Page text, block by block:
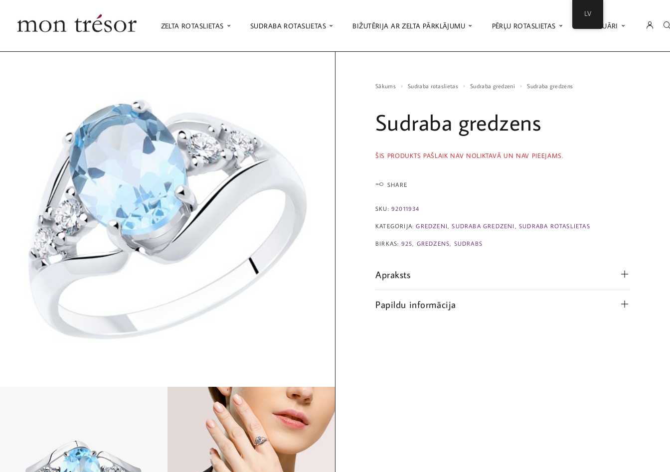
ZELTA ROTASLIETAS SUDRABA ROTASLIETAS BIŽUTĒRIJA AR ZELTA PĀRKLĀJUMU PĒRĻU ROTASLIETAS AKSESUĀRI
Sākums Sudraba rotaslietas Sudraba gredzeni Sudraba gredzens
Sudraba gredzens
ŠIS PRODUKTS PAŠLAIK NAV NOLIKTAVĀ UN NAV PIEEJAMS.
SHARE
SKU: 92011934
KATEGORIJA:GREDZENI ,SUDRABA GREDZENI ,SUDRABA ROTASLIETAS
BIRKAS: 925 GREDZENS SUDRABS
Apraksts
Papildu informācija
LV